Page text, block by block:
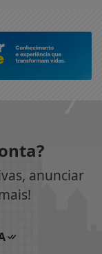
anunciar